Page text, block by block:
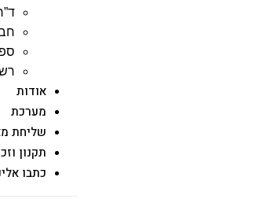
אודות
מערכת
שליחת
תקנון
כתבו